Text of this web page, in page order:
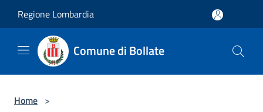
Regione Lombardia
Comune di Bollate
Home >